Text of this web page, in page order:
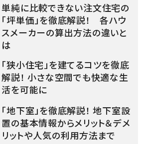
単純に比較できない注文住宅の
「坪単価」を徹底解説！ 各ハウ
スメーカーの算出方法の違いと
は
「狭小住宅」を建てるコツを徹底
解説！ 小さな空間でも快適な生
活を可能に
「地下室」を徹底解説！ 地下室設
置の基本情報からメリット＆デメ
リットや人気の利用方法まで